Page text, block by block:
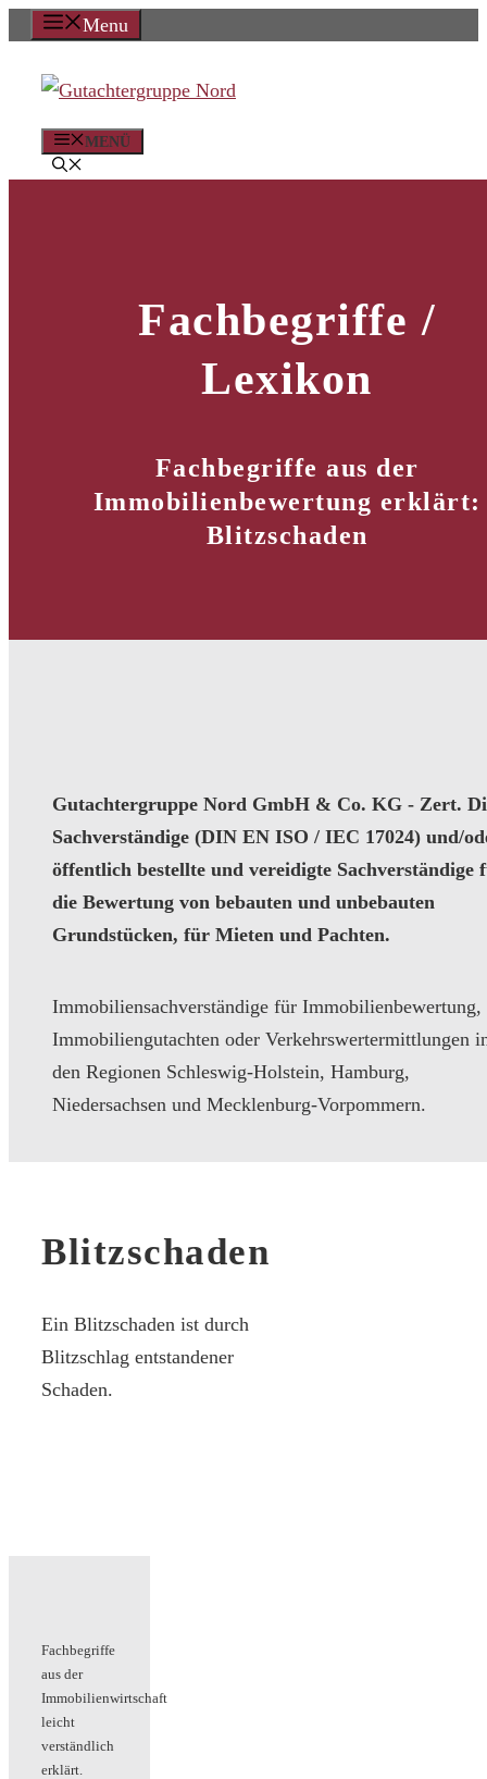
Zum
springen
Menu
MENÜ
Fachbegriffe /
Lexikon
Fachbegriffe aus der
Immobilienbewertung erklärt:
Blitzschaden
Gutachtergruppe Nord GmbH & Co. KG - Zert.
Sachverständige (DIN EN ISO / IEC 17024) und/
öffentlich bestellte und vereidigte Sachverständige
die Bewertung von bebauten und unbebauten
Grundstücken, für Mieten und Pachten.
Immobiliensachverständige für Immobilienbewertung,
Immobiliengutachten oder Verkehrswertermittlungen
den Regionen Schleswig-Holstein, Hamburg,
Niedersachsen und Mecklenburg-Vorpommern.
Blitzschaden
Ein Blitzschaden ist durch
Blitzschlag entstandener
Schaden.
Fachbegriffe
aus der
Immobilienwirtschaft
leicht
verständlich
erklärt.